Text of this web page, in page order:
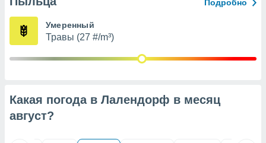
из
Подробно
Умеренный
Травы (27 #/m³)
Какая погода в Лалендорф в месяц
август?